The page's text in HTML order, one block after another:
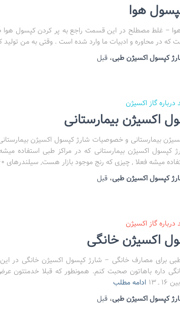
هوا
– غلط مصطلح در این قسمت راجع به پر کردن کپسول
در محاوره و ادبیات ما وارد شده است . وقتی به من تولید
کپسول اکسیژن طبی، قبل
گاز اکسیژن
اکسیژن بیمارستانی
بیمارستانی و خصوصیات شارژ کپسول اکسیژن
کپسول اکسیژن بیمارستانی که در مراکز طبی استفاده
میشه فعلا , چیزی که رنج موجود بازار هست, سیلندرهای ۴۰
کپسول اکسیژن طبی، قبل
گاز اکسیژن
اکسیژن خانگی
برای مصارف خانگی – شارژ کپسول اکسیژن خانگی در این
۱۳
ادامه مطلب
کپسول اکسیژن طبی، قبل